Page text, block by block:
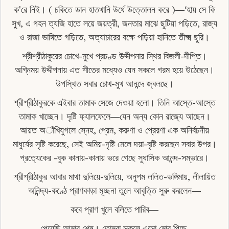
ক'রে নিই। ( চকিতে ডান হাতখানি উর্ধে উত্তোলন করে )—‘হায় সে কি
সুখ, এ গহন ত্যজি হাতে লয়ে জয়ত্রী, জনতার মাঝে ছুটিয়া পড়িতে, রাজ্য
ও রাজা ভাঙ্গিতে গড়িতে, অত্যাচারের বক্ষে পড়িয়া হানিতে তীক্ষ্ম ছুরি।
শ্রীশ্রীঠাকুরের চোখে-মুখে প্রচণ্ড উদ্দীপনার স্থির বিজলী-দীপ্তি।
অগ্নিময় উদ্দীপনায় এত শীতের মধ্যেও যেন সকলে গরম হয়ে উঠেছেন।
উপস্থিত সবার চোখ-মুখ আনন্দে জ্বলছে।
শ্রীশ্রীঠাকুরকে এইবার তামাক সেজে দেওয়া হলাে। তিনি আস্তে-আস্তে
তামাক খাচ্ছেন। দৃষ্টি ফ্যালফেলে—যেন অন্য কোন রাজ্যে আছেন।
আয়ত অাঁখিযুগলে স্নেহ, প্রেম, করুণা ও প্রেরণা এক অনির্বচনীয়
মাধুর্যের সৃষ্টি করেছে, সেই অমিয়-দৃষ্টি মেলে দয়া-বৃষ্টি করছেন সবার উপর।
প্রত্যেকের -বুক কানায়-কানায় ভরে গেছে সুধাসিক আনন্দ-সম্ভারে।
শ্রীশ্রীঠাকুর আবার মাথা দুলিয়ে-দুলিয়ে, অনুপম ললিত-ভঙ্গিমায়, লীলায়িত
অনিন্দ্য-কণ্ঠে প্রাণকাড়া মূচ্ছনা তুলে আবৃত্তি সুরু করলেন—
কবে প্রাণ খুলে বলিতে পারিব—